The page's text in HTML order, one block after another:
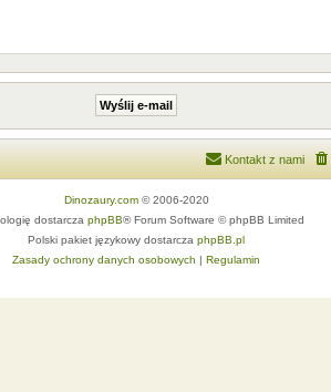
Kontakt z nami
Dinozaury.com© 2006-2020
dostarcza phpBB® Forum Software © phpBB Limited
Polski pakiet językowy dostarcza phpBB.pl
Zasady ochrony danych osobowych | Regulamin